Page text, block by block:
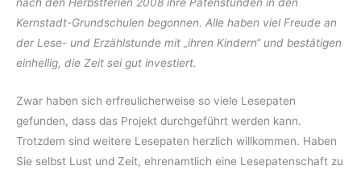
Kernstadt-Grundschulen begonnen. Alle haben viel Freude an
der Lese- und Erzählstunde mit „ihren Kindern“ und bestätigen
einhellig, die Zeit sei gut investiert.
Zwar haben sich erfreulicherweise so viele Lesepaten
gefunden, dass das Projekt durchgeführt werden kann.
Trotzdem sind weitere Lesepaten herzlich willkommen. Haben
Sie selbst Lust und Zeit, ehrenamtlich eine Lesepatenschaft zu